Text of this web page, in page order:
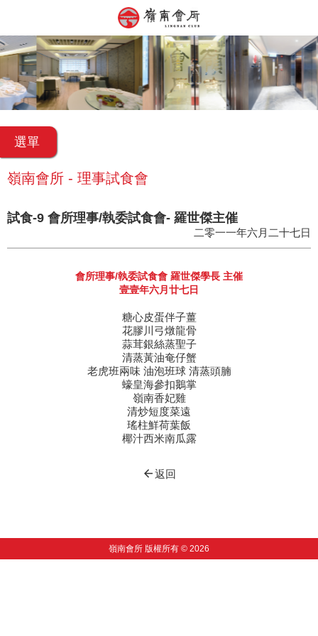
選單
嶺南會所 - 理事試食會
試食-9 會所理事/執委試食會- 羅世傑主催
二零一一年六月二十七日
會所理事/執委試食會 羅世傑學長 主催
壹壹年六月廿七日
糖心皮蛋伴子薑
花膠川弓燉龍骨
蒜茸銀絲蒸聖子
清蒸黃油奄仔蟹
老虎班兩味 油泡班球 清蒸頭腩
蠔皇海參扣鵝掌
嶺南香妃雞
清炒短度菜遠
瑤柱鮮荷葉飯
椰汁西米南瓜露
arrow_back返回
嶺南會所 版權所有 © 2026